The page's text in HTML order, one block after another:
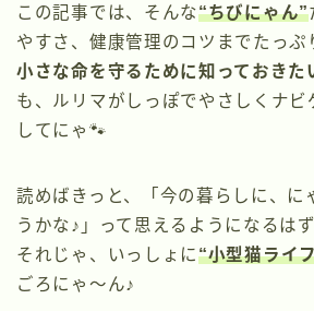
この記事では、そんな“ちびにゃん”
やすさ、健康管理のコツまでたっぷ
小さな命を守るために知っておきた
も、ルリマがしっぽでやさしくナビ
してにゃ🐾
読めばきっと、「今の暮らしに、に
うかな♪」って思えるようになるはず
それじゃ、いっしょに“小型猫ライ
ごろにゃ〜ん♪